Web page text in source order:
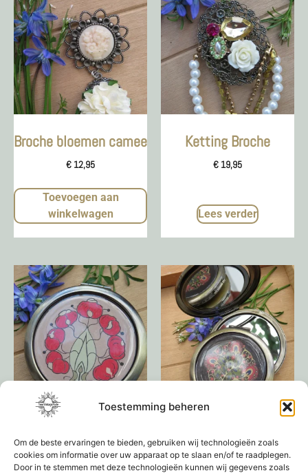
Toestemming beheren
Om de beste ervaringen te bieden, gebruiken wij technologieën zoals
cookies om informatie over uw apparaat op te slaan en/of te raadplegen.
Door in te stemmen met deze technologieën kunnen wij gegevens zoals
Broche bloemen camee
€ 12,95
Toevoegen aan
winkelwagen
Ketting Broche
€ 19,95
Lees verder
€ 9,95 9,95